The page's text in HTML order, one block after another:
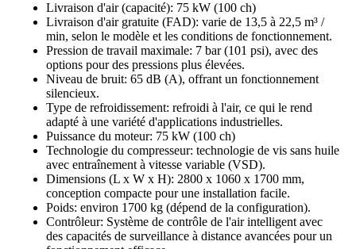
Livraison d'air (capacité): 75 kW (100 ch)
Livraison d'air gratuite (FAD): varie de 13,5 à 22,5 m³ /
min, selon le modèle et les conditions de fonctionnement.
Pression de travail maximale: 7 bar (101 psi), avec des
options pour des pressions plus élevées.
Niveau de bruit: 65 dB (A), offrant un fonctionnement
silencieux.
Type de refroidissement: refroidi à l'air, ce qui le rend
adapté à une variété d'applications industrielles.
Puissance du moteur: 75 kW (100 ch)
Technologie du compresseur: technologie de vis sans huile
avec entraînement à vitesse variable (VSD).
Dimensions (L x W x H): 2800 x 1060 x 1700 mm,
conception compacte pour une installation facile.
Poids: environ 1700 kg (dépend de la configuration).
Contrôleur: Système de contrôle de l'air intelligent avec
des capacités de surveillance à distance avancées pour un